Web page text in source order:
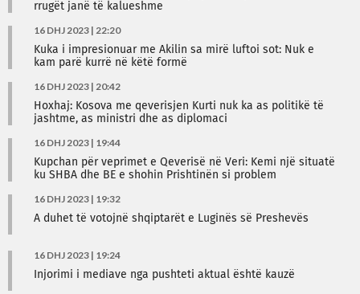
rrugët janë të kalueshme
16 DHJ 2023 | 22:20
Kuka i impresionuar me Akilin sa mirë luftoi sot: Nuk e
kam parë kurrë në këtë formë
16 DHJ 2023 | 20:42
Hoxhaj: Kosova me qeverisjen Kurti nuk ka as politikë të
jashtme, as ministri dhe as diplomaci
16 DHJ 2023 | 19:44
Kupchan për veprimet e Qeverisë në Veri: Kemi një situatë
ku SHBA dhe BE e shohin Prishtinën si problem
16 DHJ 2023 | 19:32
A duhet të votojnë shqiptarët e Luginës së Preshevës
16 DHJ 2023 | 19:24
Injorimi i mediave nga pushteti aktual është kauzë